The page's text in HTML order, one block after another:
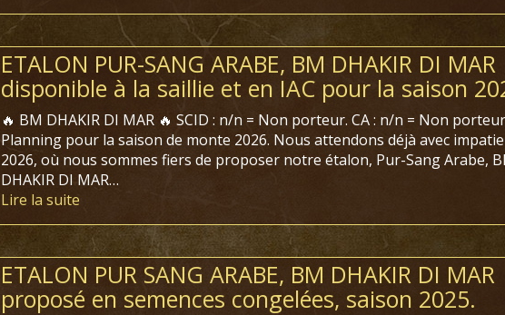
ETALON PUR-SANG ARABE, BM DHAKIR DI MAR
disponible à la saillie et en IAC pour la saison
🔥 BM DHAKIR DI MAR 🔥 SCID : n/n = Non porteur. CA : n/n = Non
Planning pour la saison de monte 2026. Nous attendons déjà avec
2026, où nous sommes fiers de proposer notre étalon, Pur-Sang Arabe,
DHAKIR DI MAR…
Lire la suite
ETALON PUR SANG ARABE, BM DHAKIR DI MAR
proposé en semences congelées, saison 2025.